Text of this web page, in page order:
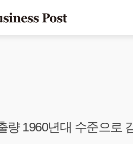
량 1960년대 수준으로